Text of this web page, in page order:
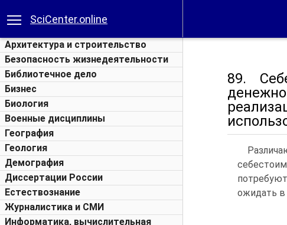
SciCenter.online
Архитектура и строительство
Безопасность жизнедеятельности
Библиотечное дело
Бизнес
Биология
Военные дисциплины
География
Геология
Демография
Диссертации России
Естествознание
Журналистика и СМИ
Информатика, вычислительная
89.
ожидать в